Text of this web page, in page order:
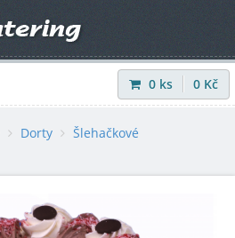
Přihlásit |Registrovat
0 ks 0 Kč
Dorty
Šlehačkové